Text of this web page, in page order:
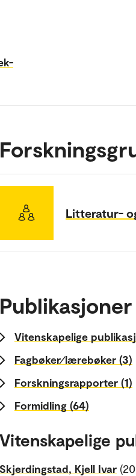
Litteratur-
Vitenskapelige
Fagbøker⁄lærebøker (3)
Forskningsrapporter (1)
Formidling (64)
Vitenskapelige
Skjerdingstad, Kjell Ivar